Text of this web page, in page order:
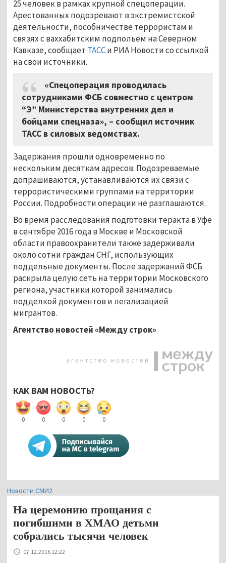
25 человек в рамках крупной спецоперации.
Арестованных подозревают в экстремистской
деятельности, пособничестве террористам и
связях с ваххабитским подпольем на Северном
Кавказе, сообщает ТАССи РИА Новости со ссылкой
на свои источники.
«Спецоперация проводилась
сотрудниками ФСБ совместно с центром
“Э” Министерства внутренних дел и
бойцами спецназа», – сообщил источник
ТАСС в силовых ведомствах.
Задержания прошли одновременно по
нескольким десяткам адресов. Подозреваемые
допрашиваются, устанавливаются их связи с
террористическими группами на территории
России. Подробности операции не разглашаются.
Во время расследования подготовки теракта в Уфе
в сентябре 2016 года в Москве и Московской
области правоохранители также задерживали
около сотни граждан СНГ, использующих
поддельные документы. После задержаний ФСБ
раскрыла целую сеть на территории Московского
региона, участники которой занимались
подделкой документов и легализацией
мигрантов.
Агентство новостей «Между строк»
КАК ВАМ НОВОСТЬ?
0 0 0 0 0
Новости СМИ2
На церемонию прощания с
погибшими в ХМАО детьми
собрались тысячи человек
07.12.2016 12:22